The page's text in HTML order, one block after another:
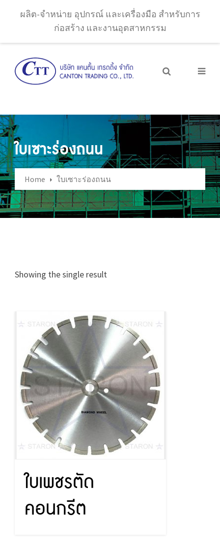
ผลิต-จำหน่าย อุปกรณ์ และเครื่องมือ สำหรับการ
ก่อสร้าง และงานอุตสาหกรรม
ใบเซาะร่องถนน
Home ใบเซาะร่องถนน
Showing the single result
ใบเพชรตัด
คอนกรีต